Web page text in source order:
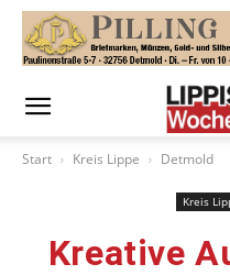
Start Kreis Lippe Detmold
Kreis
Kreative